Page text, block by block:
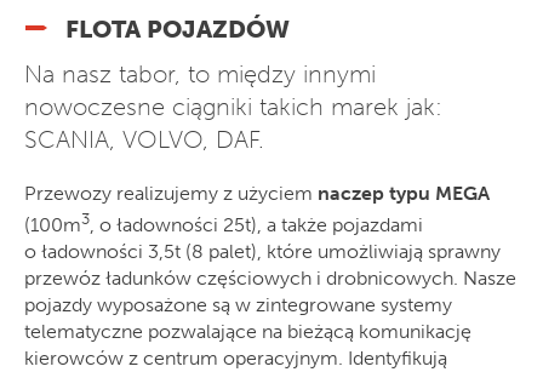
FLOTA POJAZDÓW
Na nasz tabor, to między innymi
nowoczesne ciągniki takich marek jak:
SCANIA, VOLVO, DAF.
Przewozy realizujemy z użyciem naczep typu MEGA
(100m3, o ładowności 25t), a także pojazdami
o ładowności 3,5t (8 palet), które umożliwiają sprawny
przewóz ładunków częściowych i drobnicowych. Nasze
pojazdy wyposażone są w zintegrowane systemy
telematyczne pozwalające na bieżącą komunikację
kierowców z centrum operacyjnym. Identyfikują